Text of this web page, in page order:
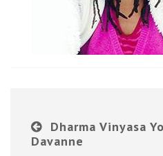
Dharma Vinyasa
Davanne